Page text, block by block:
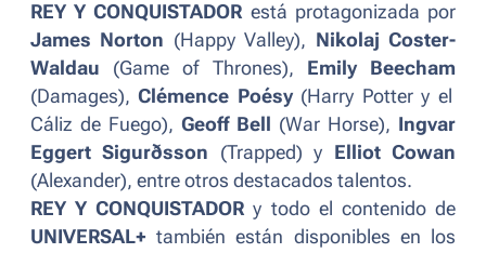
REY Y CONQUISTADOR está protagonizada por
James Norton (Happy Valley), Nikolaj Coster-
Waldau (Game of Thrones), Emily Beecham
(Damages),Clémence Poésy(Harry Potter y el
Cáliz de Fuego), Geoff Bell (War Horse), Ingvar
Eggert Sigurðsson (Trapped) y Elliot Cowan
(Alexander), entre otros destacados talentos.
REY Y CONQUISTADOR y todo el contenido de
UNIVERSAL+ también están disponibles en los